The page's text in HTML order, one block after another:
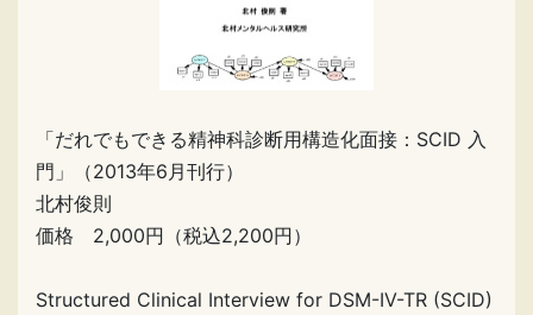
「だれでもできる精神科診断用構造化面接：SCID 入
門」（2013年6月刊行）
北村俊則
価格 2,000円（税込2,200円）
Structured Clinical Interview for DSM-IV-TR (SCID)